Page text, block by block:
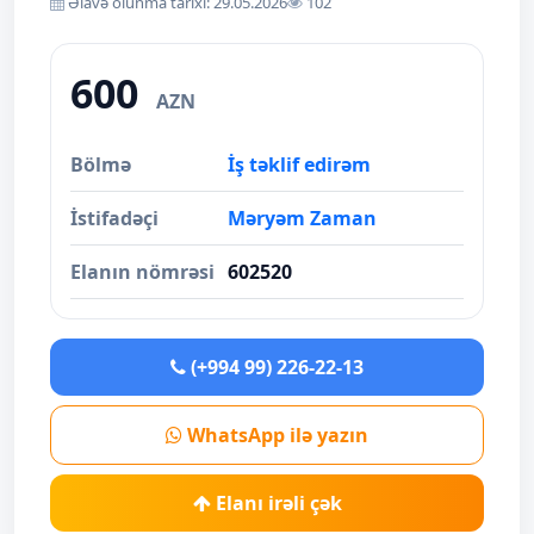
600 AZN
Bölmə İş təklif edirəm
İstifadəçi Məryəm Zaman
Elanın nömrəsi 602520
(+994 99) 226-22-13
WhatsApp ilə yazın
Elanı irəli çək